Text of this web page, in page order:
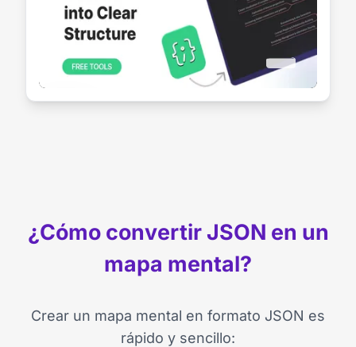
¿Cómo convertir JSON en un
mapa mental?
Crear un mapa mental en formato JSON es
rápido y sencillo: